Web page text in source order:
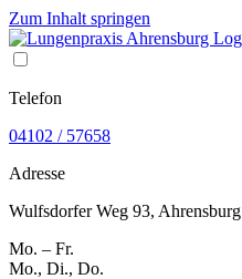
Zum Inhalt springen
Telefon
04102 / 57658
Adresse
Wulfsdorfer Weg 93, Ahrensburg
Mo. – Fr.
Mo., Di., Do.